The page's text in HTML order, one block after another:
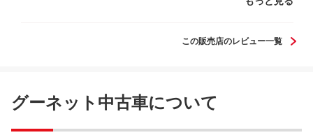
この販売店のレビュー一覧
グーネット中古車について